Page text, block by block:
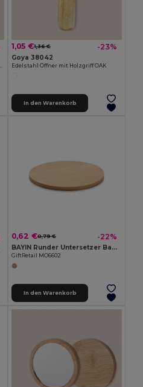
Griff SHERRY
1,05 €1,36 € -23%
Goya 38042
Edelstahl Öffner mit Holzgriff OAK
In den Warenkorb
0,62 €0,79 € -22%
BAYIN Runder Untersetzer Bambus
GiftRetail MO6602
In den Warenkorb